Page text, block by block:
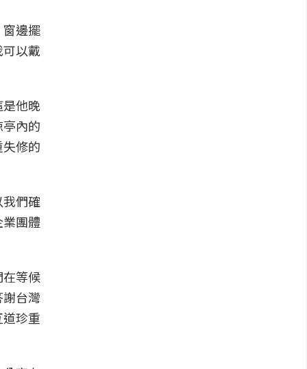
邊擺
以戴
他晚
內的
修的
們確
團體
等候
台灣
珍重